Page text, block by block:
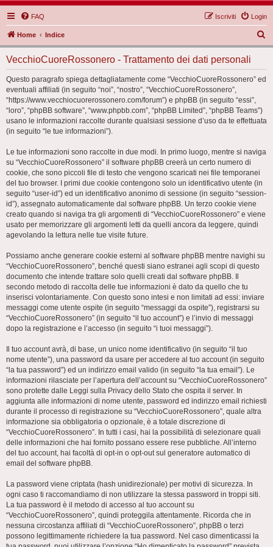
FAQ Login
Iscriviti
Home Indice
e
VecchioCuoreRossonero - Trattamento dei dati personali
Questo paragrafo spiega dettagliatamente come “VecchioCuoreRossonero” ed
eventuali affiliati (in seguito “noi”, “nostro”, “VecchioCuoreRossonero”,
“https://www.vecchiocuorerossonero.com/forum”) e phpBB (in seguito “essi”,
“loro”, “phpBB software”, “www.phpbb.com”, “phpBB Limited”, “phpBB Teams”)
usano le informazioni raccolte durante qualsiasi sessione d’uso da te effettuata
(in seguito “le tue informazioni”).
Le tue informazioni sono raccolte in due modi. In primo luogo, mentre si naviga
su “VecchioCuoreRossonero” il software phpBB creerà un certo numero di
cookie, che sono piccoli file di testo che vengono scaricati nei file temporanei
del tuo browser. I primi due cookie contengono solo un identificativo utente (in
seguito “user-id”) ed un identificativo anonimo di sessione (in seguito “session-
id”), assegnato automaticamente dal software phpBB. Un terzo cookie viene
creato quando si naviga tra gli argomenti di “VecchioCuoreRossonero” e viene
usato per memorizzare gli argomenti letti da quelli ancora da leggere, quindi
agevolando la lettura nelle tue visite future.
Possiamo anche generare cookie esterni al software phpBB mentre navighi su
“VecchioCuoreRossonero”, benché questi siano estranei agli scopi di questo
documento che intende trattare solo quelli creati dal software phpBB. Il
secondo metodo di raccolta delle tue informazioni è dato da quello che tu
inserisci volontariamente. Con questo sono intesi e non limitati ad essi: inviare
messaggi come utente ospite (in seguito “messaggi da ospite”), registrarsi su
“VecchioCuoreRossonero” (in seguito “il tuo account”) e l’invio di messaggi
dopo la registrazione e l’accesso (in seguito “i tuoi messaggi”).
Il tuo account avrà, di base, un unico nome identificativo (in seguito “il tuo
nome utente”), una password da usare per accedere al tuo account (in seguito
“la tua password”) ed un indirizzo email valido (in seguito “la tua email”). Le
informazioni rilasciate per l’apertura dell’account su “VecchioCuoreRossonero”
sono protette dalle Leggi sulla Privacy dello Stato che ospita il server. In
aggiunta alle informazioni di nome utente, password ed indirizzo email richiesti
durante il processo di registrazione su “VecchioCuoreRossonero”, quale altra
informazione sia obbligatoria o opzionale, è a totale discrezione di
“VecchioCuoreRossonero”. In tutti i casi, hai la possibilità di selezionare quali
delle informazioni che hai fornito possano essere rese pubbliche. All’interno
del tuo account, hai facoltà di opt-in o opt-out sul generatore automatico di
email del software phpBB.
La password viene criptata (hash unidirezionale) per motivi di sicurezza. In
ogni caso ti raccomandiamo di non utilizzare la stessa password in troppi siti.
La tua password è il metodo di accesso al tuo account su
“VecchioCuoreRossonero”, quindi proteggila attentamente. Ricorda che in
nessuna circostanza affiliati di “VecchioCuoreRossonero”, phpBB o terzi
possono legittimamente richiedere la tua password. Nel caso dimenticassi la